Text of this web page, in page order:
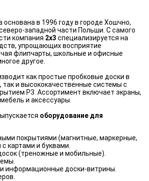
основана в 1996 году в городе Хошчно,
западной части Польши. С самого
компания 2x3 специализируется на
упрощающих восприятие
флипчарты, школьные и офисные
другое.
как простые пробковые доски в
так и высококачественные системы с
Р3. Ассортимент включает экраны,
и аксессуары.
оборудование для
покрытиями (магнитные, маркерные,
картами и буквами.
(треножные и мобильные).
информационные доски-витрины.